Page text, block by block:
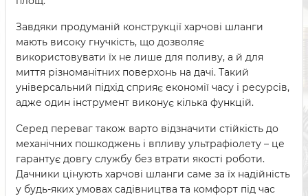
Завдяки продуманій конструкції харчові шланги
мають високу гнучкість, що дозволяє
використовувати їх не лише для поливу, а й для
миття різноманітних поверхонь на дачі. Такий
універсальний підхід сприяє економії часу і ресурсів,
адже один інструмент виконує кілька функцій.
Серед переваг також варто відзначити стійкість до
механічних пошкоджень і впливу ультрафіолету – це
гарантує довгу службу без втрати якості роботи.
Дачники цінують харчові шланги саме за їх надійність
у будь-яких умовах садівництва та комфорт під час